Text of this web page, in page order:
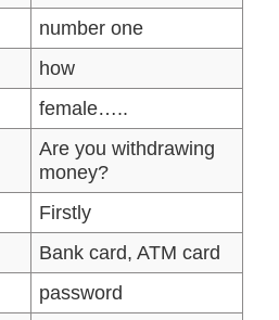
number one
how
female…..
Are you withdrawing
money?
Firstly
Bank card, ATM card
password